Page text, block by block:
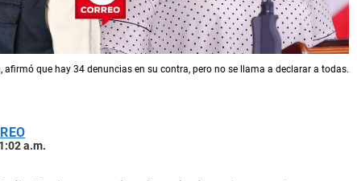
afirmó que hay 34 denuncias en su contra, pero no se llama a declarar a todas.
a.m.